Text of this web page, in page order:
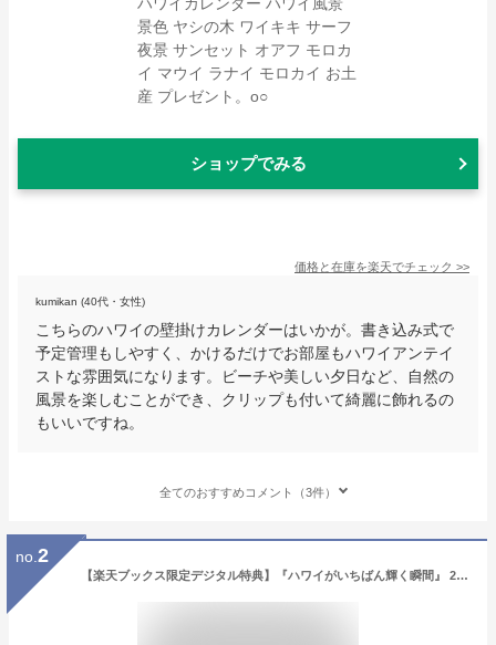
ショップでみる
価格と在庫を楽天でチェック >>
kumikan (40代・女性)
こちらのハワイの壁掛けカレンダーはいかが。書き込み式で
予定管理もしやすく、かけるだけでお部屋もハワイアンテイ
ストな雰囲気になります。ビーチや美しい夕日など、自然の
風景を楽しむことができ、クリップも付いて綺麗に飾れるの
もいいですね。
全てのおすすめコメント（3件）
no. 2
【楽天ブックス限定デジタル特典】『ハワイがいちばん輝く瞬間』 2025 カレンダー 壁掛け 風景 【ホルダー付 300×420mm】(「PC・スマホ壁紙・バーチャル背景」に最適なダウンロード画像) （写真工房カレンダー）